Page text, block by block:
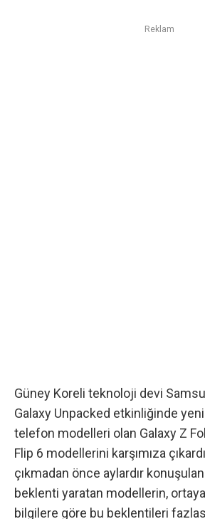
Reklam
Güney Koreli teknoloji devi
Galaxy Unpacked etkinliğinde
telefon modelleri olan Galaxy Z
Flip 6 modellerini karşımıza
çıkmadan önce aylardır
beklenti yaratan modellerin,
bilgilere göre bu beklentileri